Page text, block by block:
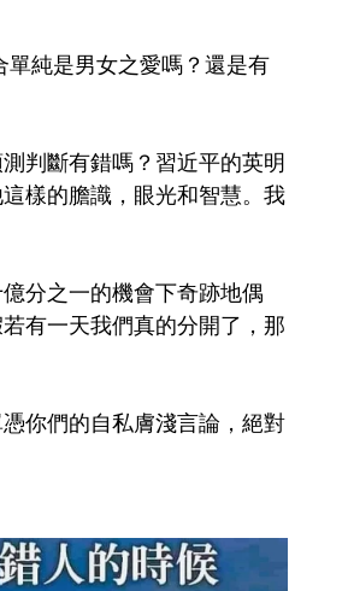
純是男女之愛嗎？還是有
判斷有錯嗎？習近平的英明
樣的膽識，眼光和智慧。我
分之一的機會下奇跡地偶
有一天我們真的分開了，那
你們的自私膚淺言論，絕對